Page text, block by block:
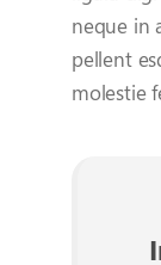
neque in
pellent
molestie